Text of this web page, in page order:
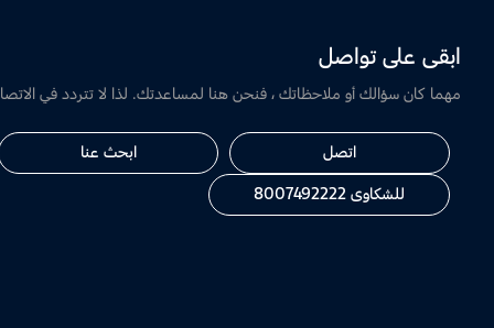
ابقى على تواصل
مهما كان سؤالك أو ملاحظاتك ، فنحن هنا لمساعدتك. لذا لا تتردد في
اتصل
ابحث عنا
للشكاوى 8007492222